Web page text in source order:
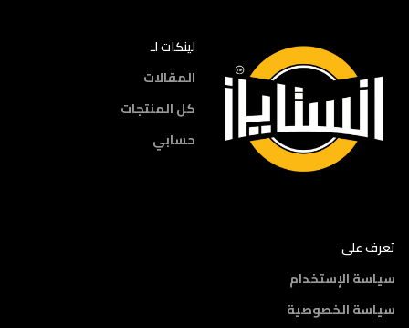
لينكات لـ
المقالات
كل المنتجات
حسابي
تعرف على
سياسة الإستخدام
سياسة الخصوصية